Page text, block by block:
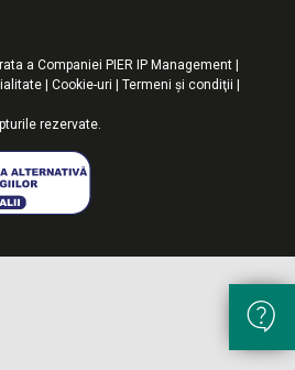
a Companiei PIER IP Management |
|Cookie-uri |Termeni şi condiţii |
rezervate.